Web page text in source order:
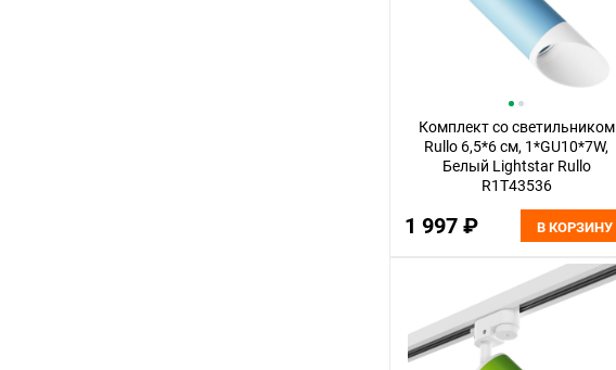
Комплект со светильником
Rullo 6,5*6 см, 1*GU10*7W,
Белый Lightstar Rullo
R1T43536
1 997 ₽ В КОРЗИНУ